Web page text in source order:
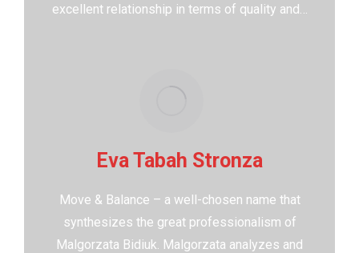
excellent relationship in terms of quality and…
Eva Tabah Stronza
Move & Balance – a well-chosen name that
synthesizes the great professionalism of
Malgorzata Bidiuk. Malgorzata analyzes and